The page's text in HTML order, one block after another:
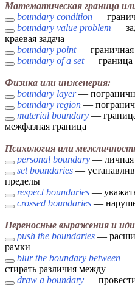
Математическая граница
boundary condition —
boundary value problem —
краевая задача
boundary point— граничная
boundary of a set— граница
Физика или инженерия:
boundary layer—
boundary region —
material boundary —
межфазная граница
Психология или
personal boundary — личная
set boundaries —
пределы
respect boundaries —
crossed boundaries —
Переносные выражения и
push the boundaries —
рамки
blur the boundary between —
стирать различия между
draw a boundary —